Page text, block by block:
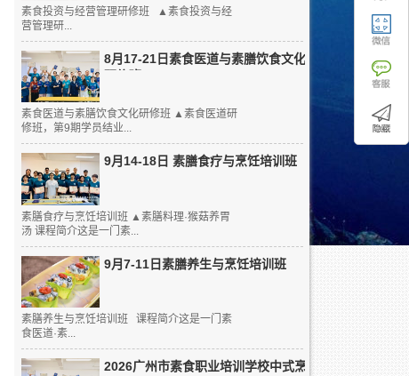
素食投资与经营管理研修班 ▲素食投资与经
营管理研...
8月17-21日素食医道与素膳饮食文化
研修班
素食医道与素膳饮食文化研修班 ▲素食医道研
修班，第9期学员结业...
9月14-18日 素膳食疗与烹饪培训班
素膳食疗与烹饪培训班 ▲素膳料理·猴菇养胃
汤 课程简介这是一门素...
9月7-11日素膳养生与烹饪培训班
素膳养生与烹饪培训班 课程简介这是一门素
食医道·素...
2026广州市素食职业培训学校中式烹